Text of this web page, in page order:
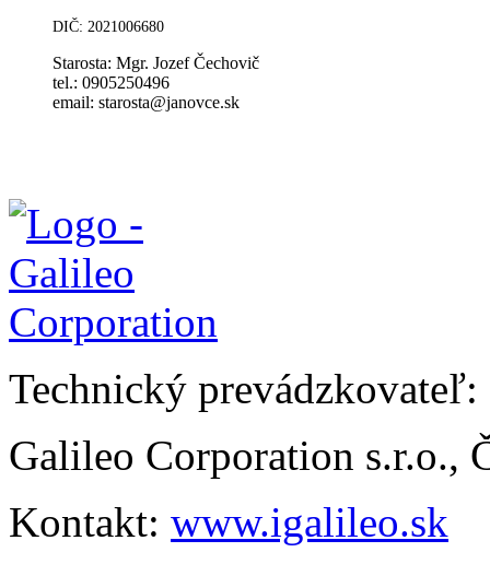
DIČ: 2021006680
Starosta: Mgr. Jozef Čechovič
tel.: 0905250496
email: starosta@janovce.sk
Technický prevádzkovateľ:
Galileo Corporation s.r.o.,
Kontakt: www.igalileo.sk